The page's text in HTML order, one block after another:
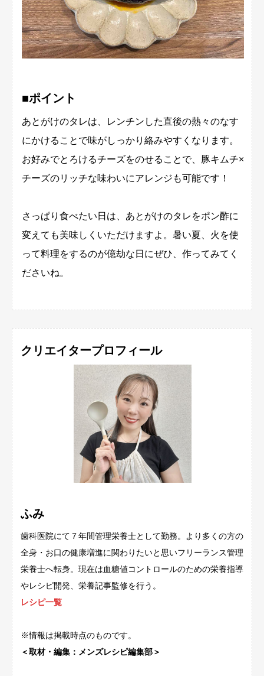
■ポイント
あとがけのタレは、レンチンした直後の熱々のなす
にかけることで味がしっかり絡みやすくなります。
お好みでとろけるチーズをのせることで、豚キムチ×
チーズのリッチな味わいにアレンジも可能です！
さっぱり食べたい日は、あとがけのタレをポン酢に
変えても美味しくいただけますよ。暑い夏、火を使
って料理をするのが億劫な日にぜひ、作ってみてく
ださいね。
クリエイタープロフィール
ふみ
歯科医院にて７年間管理栄養士として勤務。より多くの方の
全身・お口の健康増進に関わりたいと思いフリーランス管理
栄養士へ転身。現在は血糖値コントロールのための栄養指導
やレシピ開発、栄養記事監修を行う。
レシピ一覧
※情報は掲載時点のものです。
＜取材・編集：メンズレシピ編集部＞